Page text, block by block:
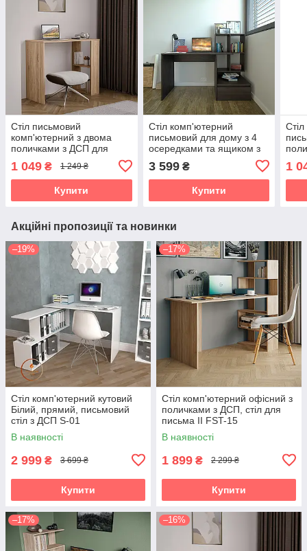
Стіл письмовий
комп'ютерний з двома
поличками з ДСП для
1 049 ₴ 1 249 ₴
Купити
Стіл комп'ютерний
письмовий для дому з 4
осередками та ящиком з
правого боку ДСП II FST-
5P
3 599₴
Купити
1
Акційні пропозиції та новинки
–19%
Стіл комп'ютерний кутовий
Білий, прямий, письмовий
стіл з ДСП S-01
В наявності
2 999 ₴ 3 699 ₴
Купити
–17%
Стіл комп'ютерний офісний з
поличками з ДСП, стіл для
письма II FST-15
В наявності
1 899 ₴ 2 299 ₴
Купити
–17% –16%